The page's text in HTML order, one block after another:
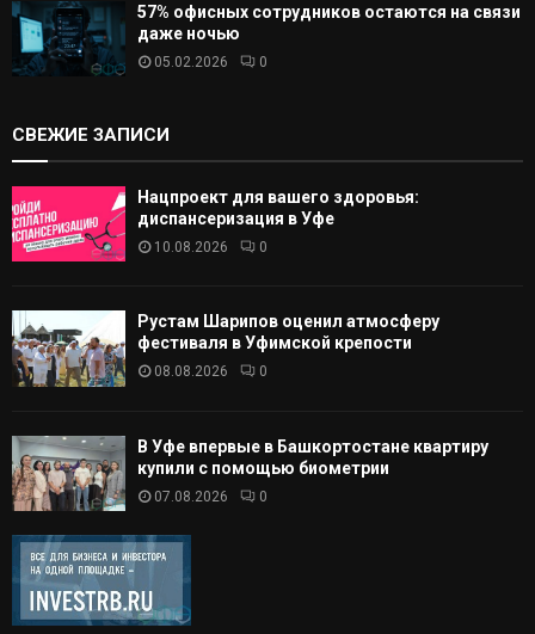
57% офисных сотрудников остаются на связи
даже ночью
05.02.2026 0
СВЕЖИЕ ЗАПИСИ
Нацпроект для вашего здоровья:
диспансеризация в Уфе
10.08.2026 0
Рустам Шарипов оценил атмосферу
фестиваля в Уфимской крепости
08.08.2026 0
В Уфе впервые в Башкортостане квартиру
купили с помощью биометрии
07.08.2026 0